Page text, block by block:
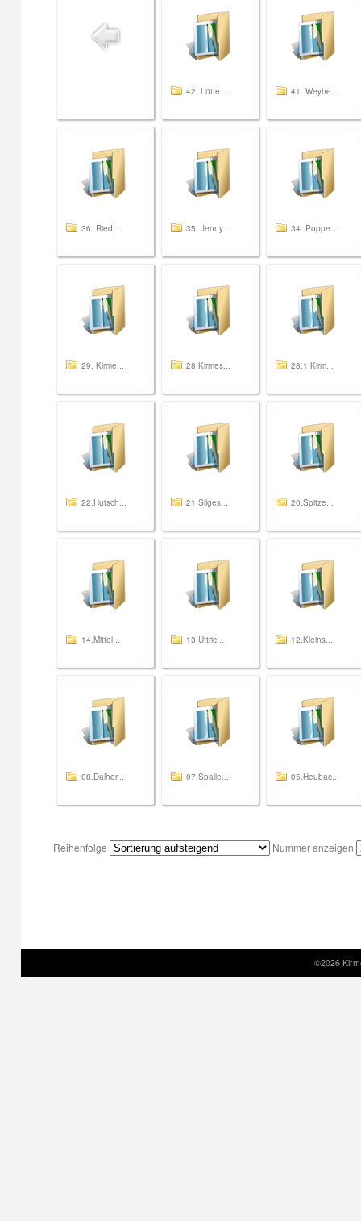
42. Lütte... 41. Weyhe...
36. Ried,... 35. Jenny... 34. Poppe...
29. Kirme... 28.Kirmes... 28.1 Kirm...
22.Hutsch... 21.Silges... 20.Spitze...
14.Mittel... 13.Uttric... 12.Kleins...
08.Dalher... 07.Spalie... 05.Heubac...
Reihenfolge Nummer anzeigen
©2026